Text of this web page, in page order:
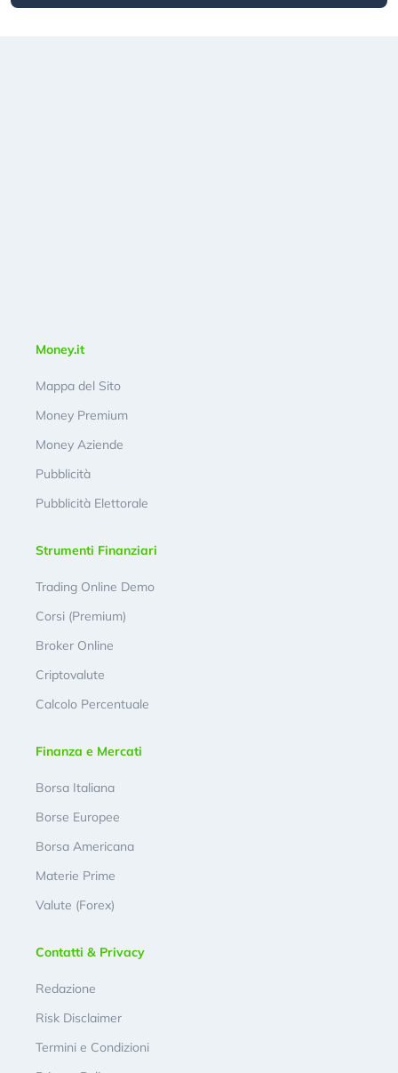
Money.it
Mappa del Sito
Money Premium
Money Aziende
Pubblicità
Pubblicità Elettorale
Strumenti Finanziari
Trading Online Demo
Corsi (Premium)
Broker Online
Criptovalute
Calcolo Percentuale
Finanza e Mercati
Borsa Italiana
Borse Europee
Borsa Americana
Materie Prime
Valute (Forex)
Contatti & Privacy
Redazione
Risk Disclaimer
Termini e Condizioni